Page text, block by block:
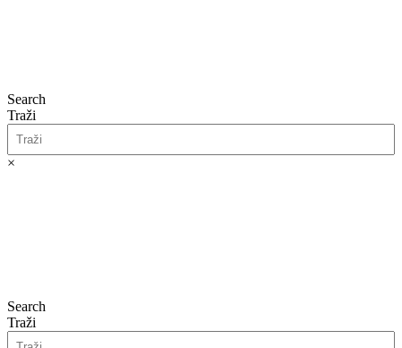
Search
Traži
×
Search
Traži